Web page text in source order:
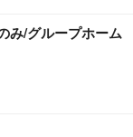
み/グループホーム